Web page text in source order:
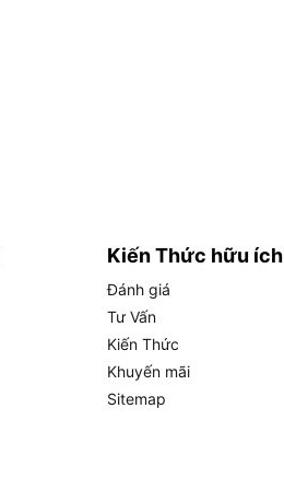
Kiến Thức hữu ích
Đánh giá
Tư Vấn
Kiến Thức
Khuyến mãi
Sitemap